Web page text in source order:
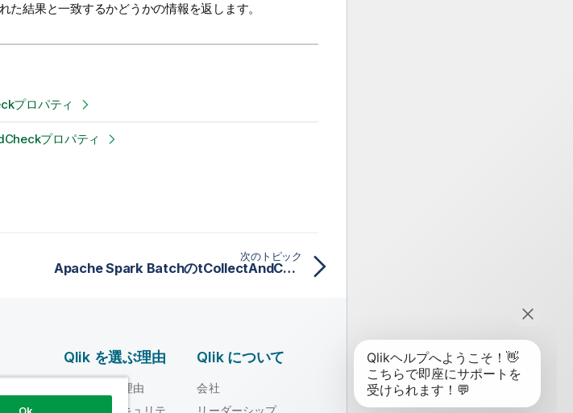
結果と一致するかどうかの情報を返します。
プロパティ
プロパティ
次のトピック
Apache Spark BatchのtCollectAndCheckプロパティ
Qlik を選ぶ理由
Qlik を選ぶ理由
信頼性とセキュリテ
Qlik について
会社
リーダーシップ